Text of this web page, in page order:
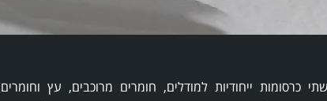
כרסומות ייחודיות למודלים, חומרים מרוכבים, עץ וחומרים